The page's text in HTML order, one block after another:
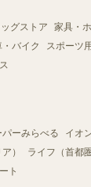
ッグストア
家具・
・バイク
スポーツ
パーみらべる
イオ
）
ライフ（首都
ト